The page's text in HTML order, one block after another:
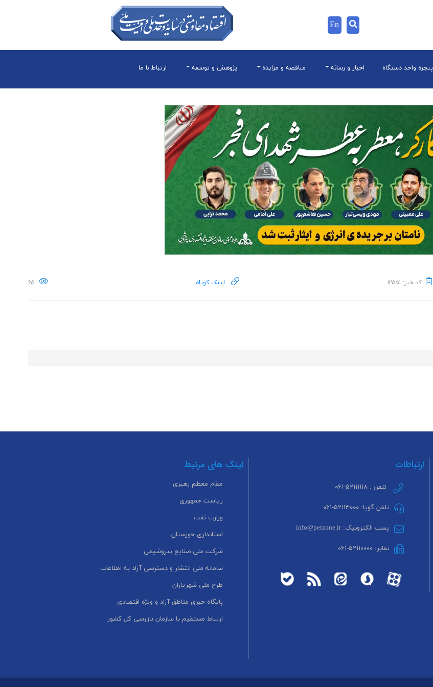
En
پنجره واحد دستگاه اخبار و رسانه مناقصه و مزایده پژوهش و توسعه ارتباط با ما
کد خبر: ۱۲۵۵۱ لینک کوتاه ۶۵
ارتباطات
تلفن : ۵۲۱۱۱۱۱۸-۰۶۱
تلفن گویا: ۵۲۱۱۳۰۰۰-۰۶۱
پست الکترونیک: info@petzone.ir
نمابر: ۵۲۱۱۰۰۰۰-۰۶۱
لینک های مرتبط
مقام معظم رهبری
ریاست جمهوری
وزارت نفت
استانداری خوزستان
شرکت ملی صنایع پتروشیمی
سامانه ملی انتشار و دسترسی آزاد به اطلاعات
طرح ملی شهریاران
پایگاه خبری مناطق آزاد و ویژه اقتصادی
ارتباط مستقیم با سازمان بازرسی کل کشور